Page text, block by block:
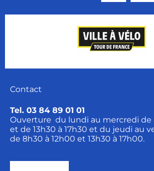
Contact
Tel. 03 84 89 01 01
Ouverture du lundi au mercredi de
et de 13h30 à 17h30 et du jeudi au
de 8h30 à 12h00 et 13h30 à 17h00.